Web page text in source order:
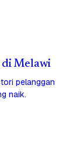
di Melawi
pelanggan
naik.